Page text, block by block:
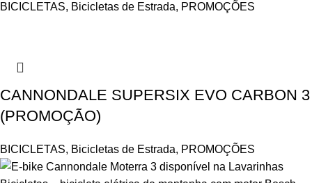
BICICLETAS, Bicicletas de Estrada, PROMOÇÕES
CANNONDALE SUPERSIX EVO CARBON 3
(PROMOÇÃO)
BICICLETAS, Bicicletas de Estrada, PROMOÇÕES